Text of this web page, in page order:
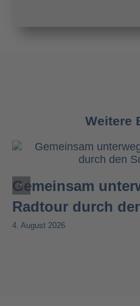
Weitere
Gemeinsam
Radtour durch
4. August 2026